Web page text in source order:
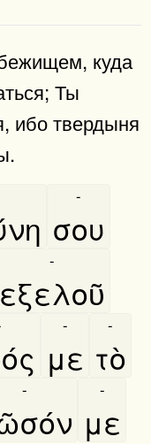
куда
Ты
ибо твердыня
σου
-
εξελοῦ
-
με
-
τὸ
-
-
με
-